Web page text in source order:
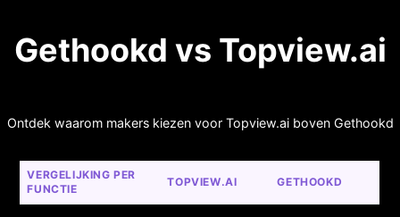
Gethookd vs Topview.ai
Ontdek waarom makers kiezen voor Topview.ai boven Gethookd
VERGELIJKING PER
FUNCTIE
TOPVIEW.AI GETHOOKD